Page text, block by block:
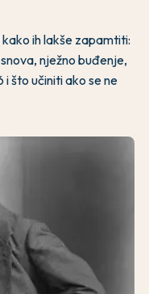
ih lakše zapamtiti:
nježno buđenje,
što učiniti ako se ne